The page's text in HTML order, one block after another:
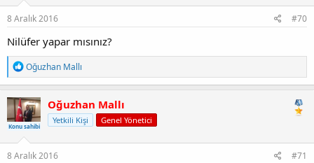
8 Aralık 2016 #70
Nilüfer yapar mısınız?
T
e
p
k
i
l
e
r
:
Oğuzhan Mallı
Konu sahibi
Oğuzhan Mallı
Yetkili Kişi Genel Yönetici
8 Aralık 2016 #71